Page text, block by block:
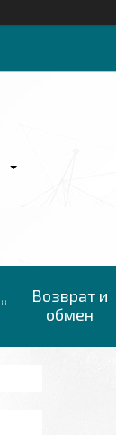
Возврат и
обмен